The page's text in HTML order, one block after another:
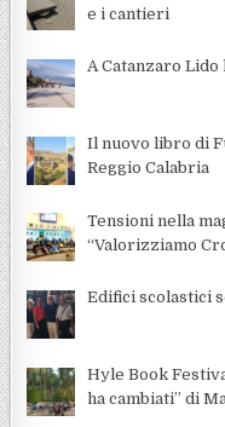
e i cantieri
A Catanzaro Lido
Il nuovo libro di
Reggio Calabria
Tensioni nella
“Valorizziamo
Edifici scolastici
Hyle Book
ha cambiati” di